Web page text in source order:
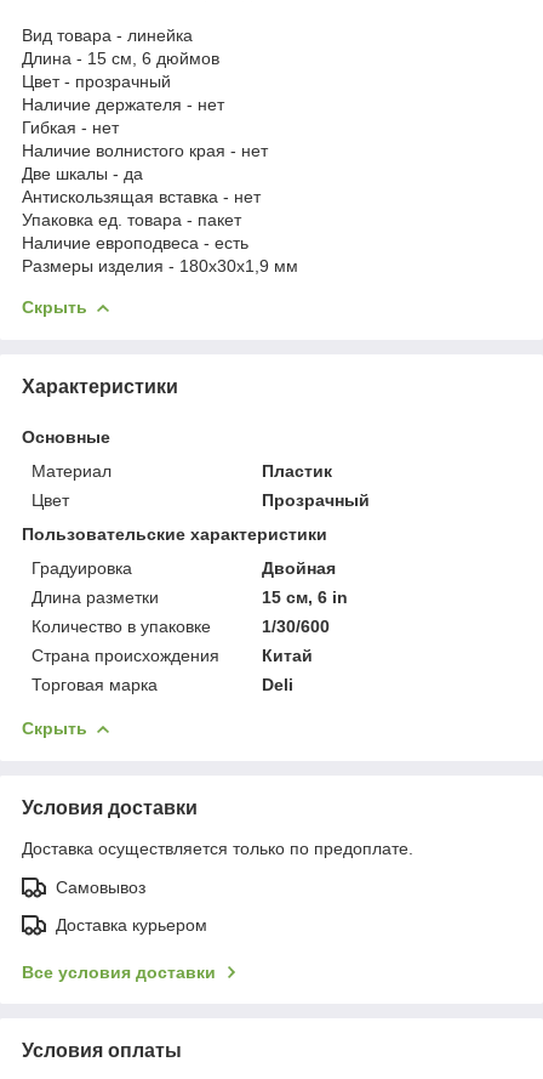
Вид товара - линейка
Длина - 15 см, 6 дюймов
Цвет - прозрачный
Наличие держателя - нет
Гибкая - нет
Наличие волнистого края - нет
Две шкалы - да
Антискользящая вставка - нет
Упаковка ед. товара - пакет
Наличие европодвеса - есть
Размеры изделия - 180х30х1,9 мм
Скрыть
Характеристики
Основные
Материал
Пластик
Цвет
Прозрачный
Пользовательские характеристики
Градуировка
Двойная
Длина разметки
15 см, 6 in
Количество в упаковке
1/30/600
Страна происхождения
Китай
Торговая марка
Deli
Скрыть
Условия доставки
Доставка осуществляется только по предоплате.
Самовывоз
Доставка курьером
Все условия доставки
Условия оплаты